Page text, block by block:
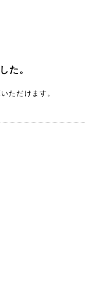
た。
ただけます。